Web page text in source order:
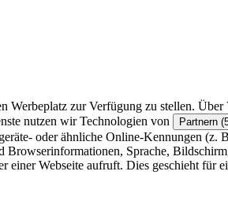
zur Verfügung zu stellen. Über
nutzen wir Technologien von Partnern
oder ähnliche Online-Kennungen (z.
Sprache,
einer Webseite aufruft. Dies geschieht für